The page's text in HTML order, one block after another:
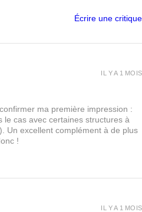
Écrire une critique
ma première impression :
le cas avec certaines structures à
Un excellent complément à de plus
!
IL Y A 1 MOIS
IL Y A 1 MOIS